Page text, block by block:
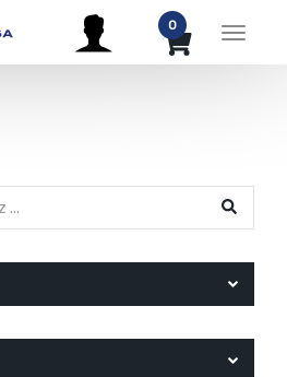
Menu
0